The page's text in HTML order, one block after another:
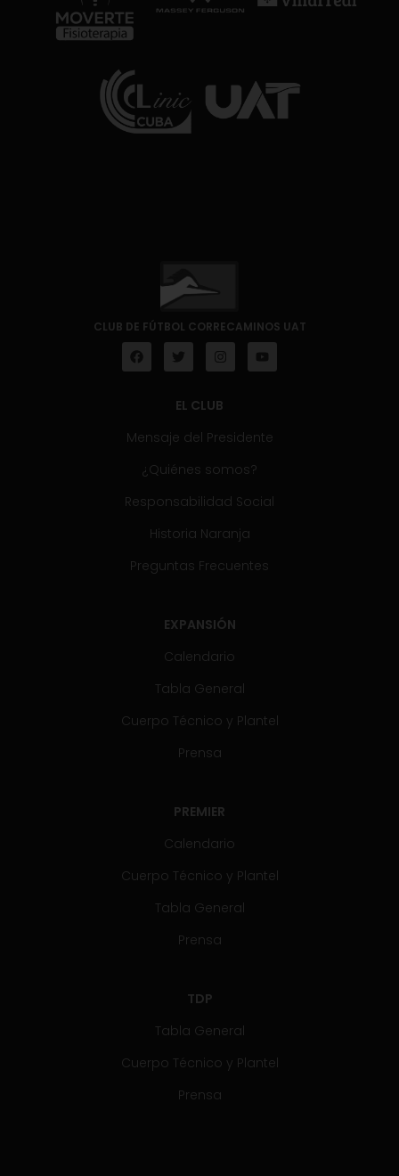
CLUB DE FÚTBOL CORRECAMINOS UAT
EL CLUB
Mensaje del Presidente
¿Quiénes somos?
Responsabilidad Social
Historia Naranja
Preguntas Frecuentes
EXPANSIÓN
Calendario
Tabla General
Cuerpo Técnico y Plantel
Prensa
PREMIER
Calendario
Cuerpo Técnico y Plantel
Tabla General
Prensa
TDP
Tabla General
Cuerpo Técnico y Plantel
Prensa